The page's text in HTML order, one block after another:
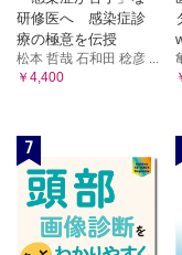
研修医へ 感染症診
療の極意を伝授
松本 哲哉 石和田 稔彦 ...
￥4,400
7